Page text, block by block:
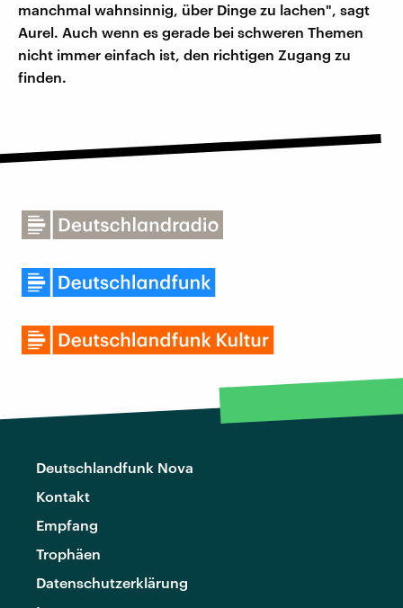
manchmal wahnsinnig, über Dinge zu lachen", sagt
Aurel. Auch wenn es gerade bei schweren Themen
nicht immer einfach ist, den richtigen Zugang zu
finden.
Deutschlandfunk Nova
Kontakt
Empfang
Trophäen
Datenschutzerklärung